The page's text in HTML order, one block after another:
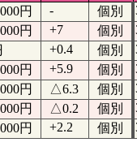
円 - 個別
円 +7 個別
+0.4 個別
円 +5.9 個別
円 △6.3 個別
円 △0.2 個別
円 +2.2 個別